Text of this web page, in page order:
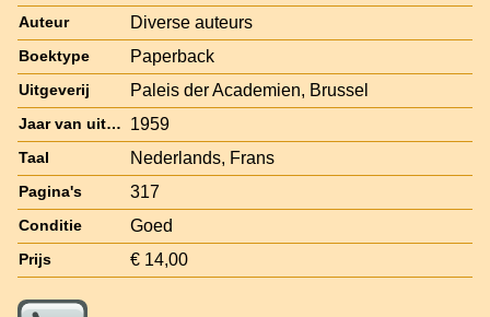
Auteur Diverse auteurs
Boektype Paperback
Uitgeverij Paleis der Academien, Brussel
Jaar van uitgave 1959
Taal Nederlands, Frans
Pagina's 317
Conditie Goed
Prijs € 14,00